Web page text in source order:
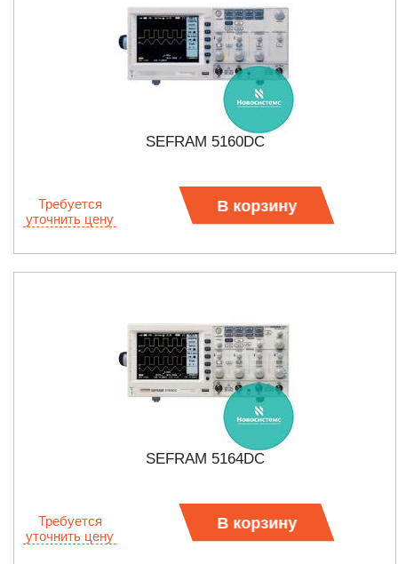
SEFRAM 5160DC
Требуется
уточнить цену
В корзину
SEFRAM 5164DC
Требуется
уточнить цену
В корзину